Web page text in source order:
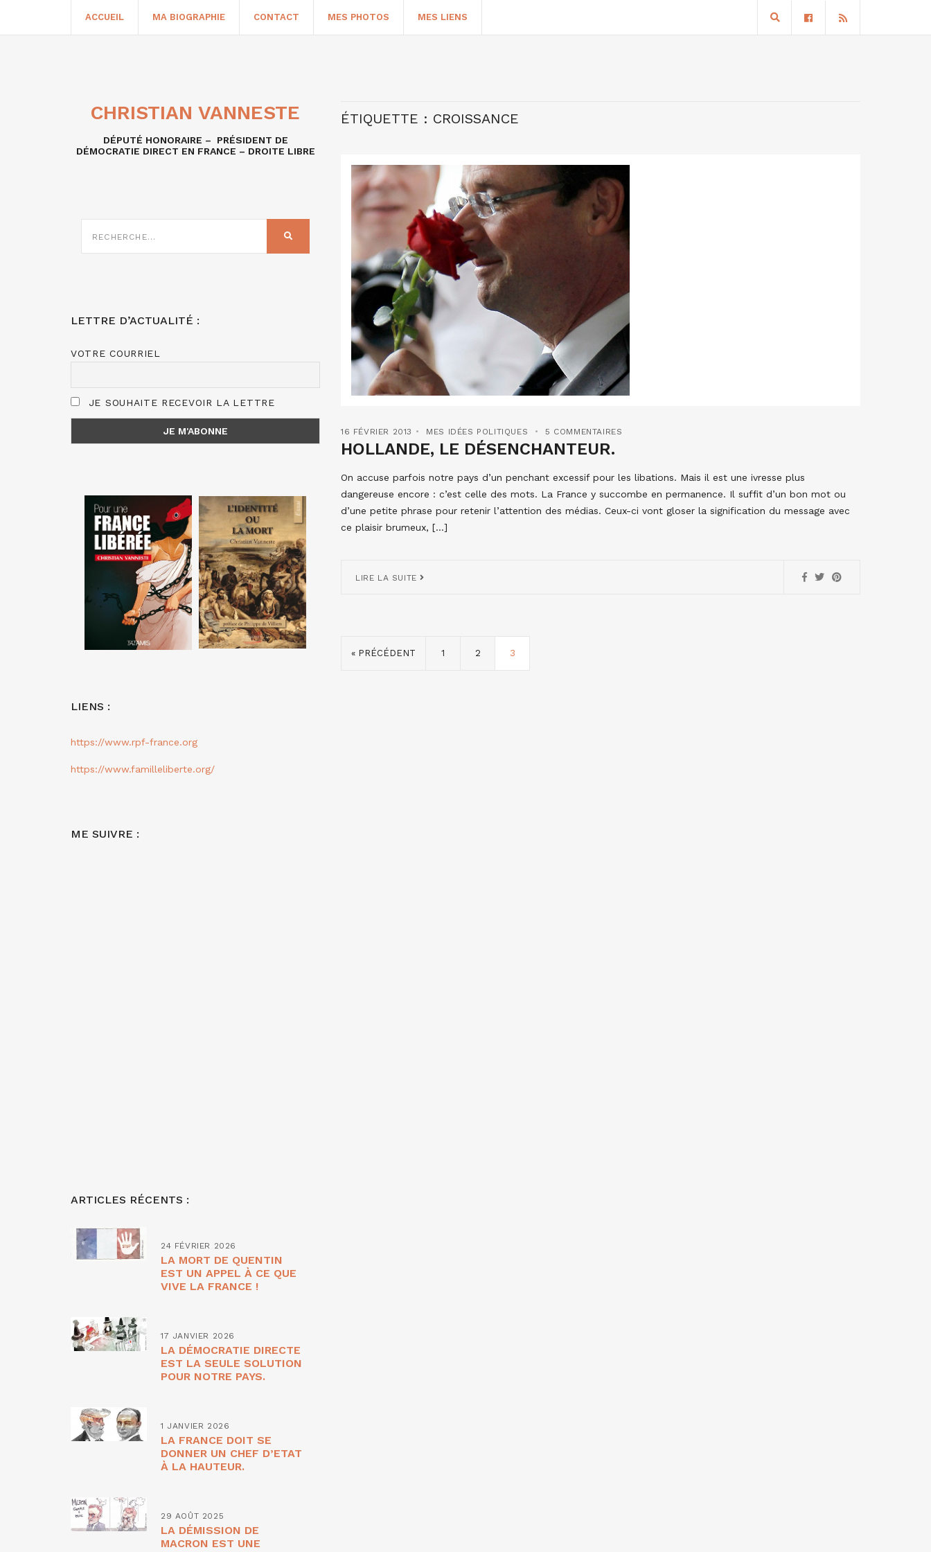
ACCUEIL MA BIOGRAPHIE CONTACT MES PHOTOS MES LIENS
ÉTIQUETTE : CROISSANCE
16 FÉVRIER 2013 MES IDÉES POLITIQUES 5 COMMENTAIRES
HOLLANDE, LE DÉSENCHANTEUR.
On accuse parfois notre pays d’un penchant excessif pour les libations. Mais il est une ivresse plus
dangereuse encore : c’est celle des mots. La France y succombe en permanence. Il suffit d’un bon mot ou
d’une petite phrase pour retenir l’attention des médias. Ceux-ci vont gloser la signification du message avec
ce plaisir brumeux, […]
LIRE LA SUITE
« PRÉCÉDENT 1 2 3
CHRISTIAN VANNESTE
DÉPUTÉ HONORAIRE – PRÉSIDENT DE
DÉMOCRATIE DIRECT EN FRANCE – DROITE LIBRE
SUR
LETTRE D’ACTUALITÉ :
VOTRE COURRIEL
JE SOUHAITE RECEVOIR LA LETTRE
LIENS :
https://www.rpf-france.org
https://www.familleliberte.org/
ME SUIVRE :
ARTICLES RÉCENTS :
24 FÉVRIER 2026
LA MORT DE QUENTIN
EST UN APPEL À CE QUE
VIVE LA FRANCE !
17 JANVIER 2026
LA DÉMOCRATIE DIRECTE
EST LA SEULE SOLUTION
POUR NOTRE PAYS.
1 JANVIER 2026
LA FRANCE DOIT SE
DONNER UN CHEF D’ETAT
À LA HAUTEUR.
29 AOÛT 2025
LA DÉMISSION DE
MACRON EST UNE